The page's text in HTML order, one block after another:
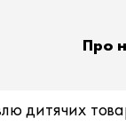
Про
дитячих